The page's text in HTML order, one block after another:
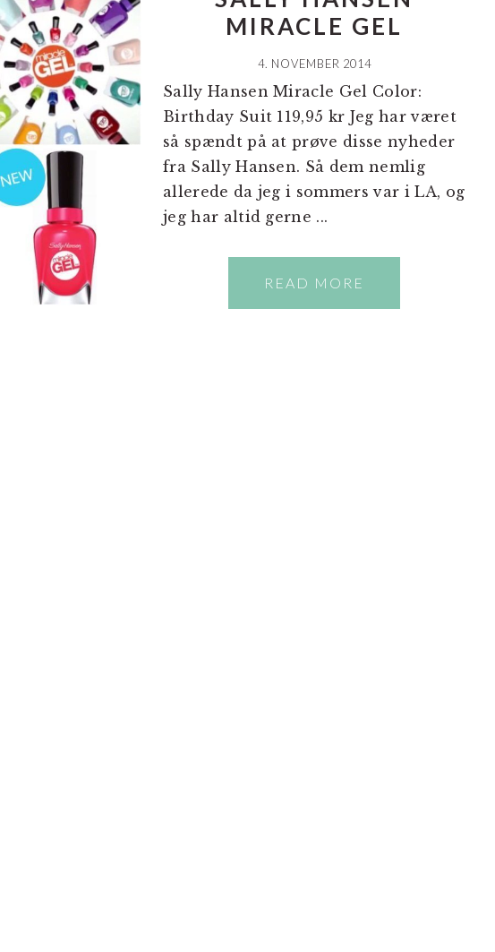
MIRACLE GEL
4. NOVEMBER 2014
Sally Hansen Miracle Gel Color:
Birthday Suit 119,95 kr Jeg har været
så spændt på at prøve disse nyheder
fra Sally Hansen. Så dem nemlig
allerede da jeg i sommers var i LA, og
jeg har altid gerne ...
READ MORE